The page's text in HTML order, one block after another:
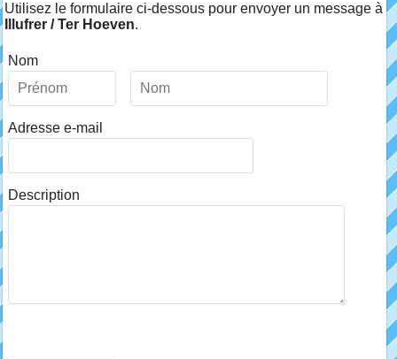
Utilisez le formulaire ci-dessous pour envoyer un message à
Illufrer / Ter Hoeven.
Nom
Adresse e-mail
Description